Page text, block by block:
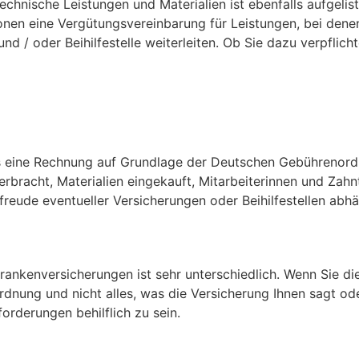
Leistungen und Materialien ist ebenfalls
eine Vergütungsvereinbarung für Leistungen, bei
/ oder Beihilfestelle weiterleiten. Ob Sie dazu
Rechnung auf Grundlage der Deutschen
Materialien eingekauft, Mitarbeiterinnen und
eventueller Versicherungen oder Beihilfestellen
ist sehr unterschiedlich. Wenn Sie
und nicht alles, was die Versicherung Ihnen sagt
behilflich zu sein.